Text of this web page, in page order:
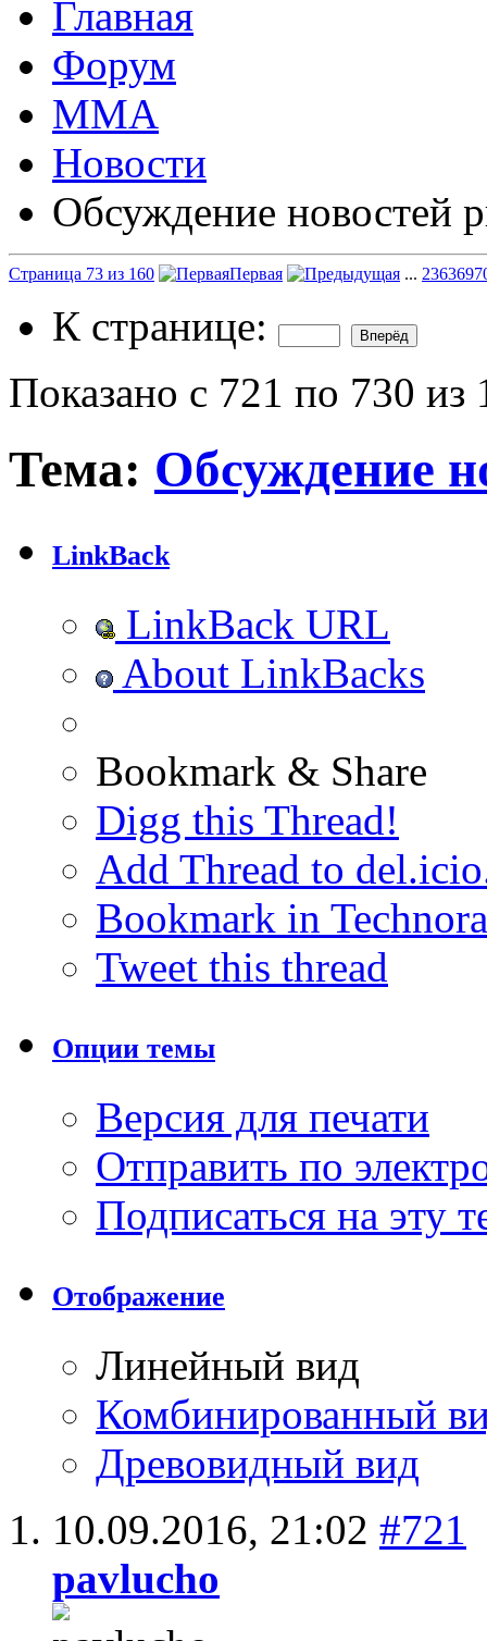
Форум
ММА
Новости
Обсуждение новостей
Страница 73 из 160 Первая ... 236369
К странице:
Показано с 721 по 730 из
Тема: Обсуждение
LinkBack
LinkBack URL
About LinkBacks
Bookmark & Share
Digg this Thread!
Add Thread to
Bookmark in
Tweet this thread
Опции темы
Версия для печати
Отправить по
Подписаться на эту
Отображение
Линейный вид
Комбинированный
Древовидный вид
10.09.2016, 21:02 #721
pavlucho